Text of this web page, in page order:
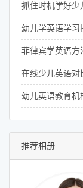
抓住时机学好少
幼儿学英语学习
菲律宾学英语方
在线少儿英语对
幼儿英语教育
推荐相册